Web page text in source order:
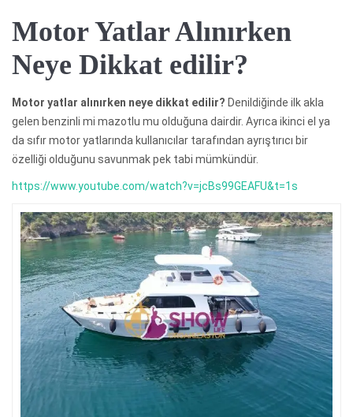
Motor Yatlar Alınırken
Neye Dikkat edilir?
Motor yatlar alınırken neye dikkat edilir? Denildiğinde ilk akla
gelen benzinli mi mazotlu mu olduğuna dairdir. Ayrıca ikinci el ya
da sıfır motor yatlarında kullanıcılar tarafından ayrıştırıcı bir
özelliği olduğunu savunmak pek tabi mümkündür.
https://www.youtube.com/watch?v=jcBs99GEAFU&t=1s